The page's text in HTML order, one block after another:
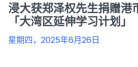
浸大获郑泽权先生捐赠
「大湾区延伸学习计划」
星期四，2025年6月26日